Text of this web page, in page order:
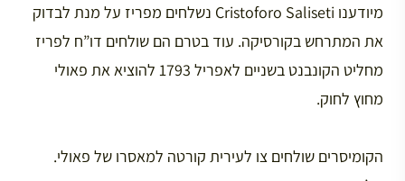
מיודענו Cristoforo Saliseti נשלחים מפריז על מנת לבדוק
את המתרחש בקורסיקה. עוד בטרם הם שולחים דו”ח לפריז
מחליט הקונבנט בשניים לאפריל 1793 להוציא את פאולי
מחוץ לחוק.
הקומיסרים שולחים צו לעירית קורטה למאסרו של פאולי.